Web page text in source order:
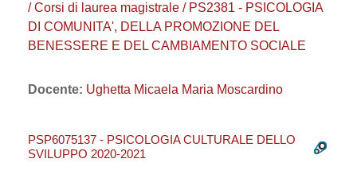
/ Corsi di laurea magistrale / PS2381 - PSICOLOGIA
DI COMUNITA', DELLA PROMOZIONE DEL
BENESSERE E DEL CAMBIAMENTO SOCIALE
Docente: Ughetta Micaela Maria Moscardino
PSP6075137 - PSICOLOGIA CULTURALE DELLO
SVILUPPO 2020-2021